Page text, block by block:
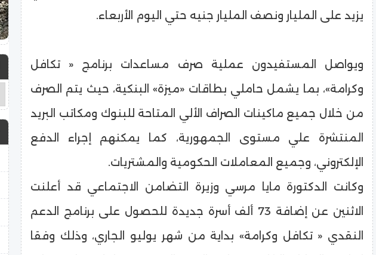
يزيد على المليار ونصف المليار جنيه حتي اليوم الأربعاء.
ويواصل المستفيدون عملية صرف مساعدات برنامج « تكافل
وكرامة»، بما يشمل حاملي بطاقات «ميزة» البنكية، حيث يتم الصرف
من خلال جميع ماكينات الصراف الألي المتاحة للبنوك ومكاتب البريد
المنتشرة علي مستوى الجمهورية، كما يمكنهم إجراء الدفع
الإلكتروني، وجميع المعاملات الحكومية والمشتريات.
وكانت الدكتورة مايا مرسي وزيرة التضامن الاجتماعي قد أعلنت
الاثنين عن إضافة 73 ألف أسرة جديدة للحصول على برنامج الدعم
النقدي « تكافل وكرامة» بداية من شهر يوليو الجاري، وذلك وفقا